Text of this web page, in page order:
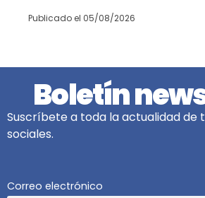
Publicado el 05/08/2026
Boletín
Suscríbete a toda la actualidad de
sociales.
Correo electrónico